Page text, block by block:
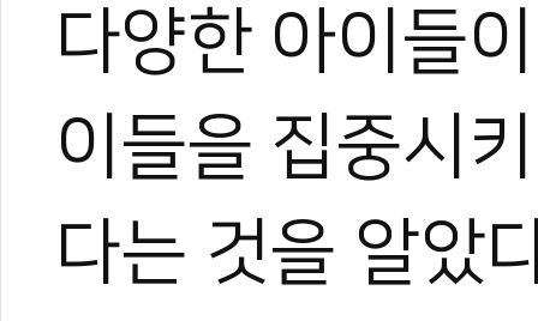
다양한 아이들
이들을 집중시
다는 것을 알았